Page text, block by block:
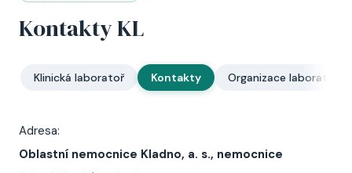
Kontakty KL
Klinická laboratoř Kontakty Organizace laboratoře
Adresa:
Oblastní nemocnice Kladno, a. s., nemocnice